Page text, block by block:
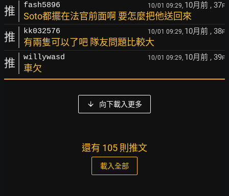
推 fash5896 10/01 09:29, 10月前 , 37F
Soto都擺在法官前面啊 要怎麼把他送回來
推 kk032576 10/01 09:29, 10月前 , 38F
有兩隻可以了吧 隊友問題比較大
推 willywasd 10/01 09:29, 10月前 , 39F
車欠
向下載入更多
還有 105 則推文
載入全部